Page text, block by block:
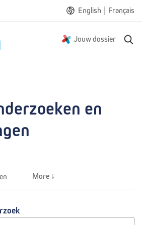
English | Français
Jouw dossier
en
More ↓